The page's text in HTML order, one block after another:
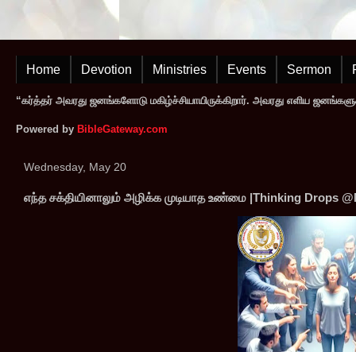
Home Devotion Ministries Events Sermon
“கர்த்தர் அவரது ஜனங்களோடு மகிழ்ச்சியாயிருக்கிறார். அவரது எளிய
Powered by BibleGateway.com
Wednesday, May 20
எந்த சக்தியினாலும் அழிக்க முடியாத உண்மை |Thinking Drops